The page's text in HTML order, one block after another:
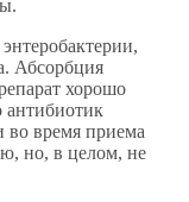
Абсорбция
хорошо
антибиотик
во время приема
но, в целом, не